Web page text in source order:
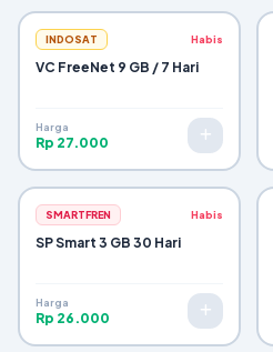
INDOSAT Habis
VC FreeNet 9 GB / 7 Hari
Harga
Rp 27.000
SMARTFREN Habis
SP Smart 3 GB 30 Hari
Harga
Rp 26.000